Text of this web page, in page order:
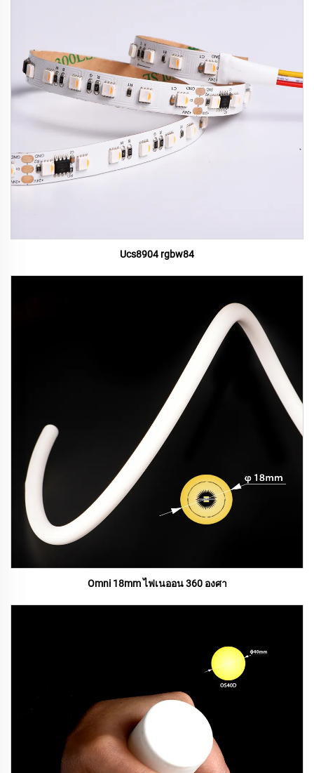
Ucs8904 rgbw84
Omni 18mm ไฟเนออน 360 องศา